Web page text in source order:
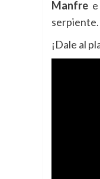
Manfre e
serpiente.
¡Dale al